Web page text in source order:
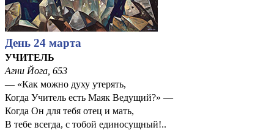
День 24 марта
УЧИТЕЛЬ
Агни Йога, 653
— «Как можно духу утерять,
Когда Учитель есть Маяк Ведущий?» —
Когда Он для тебя отец и мать,
В тебе всегда, с тобой единосущный!..